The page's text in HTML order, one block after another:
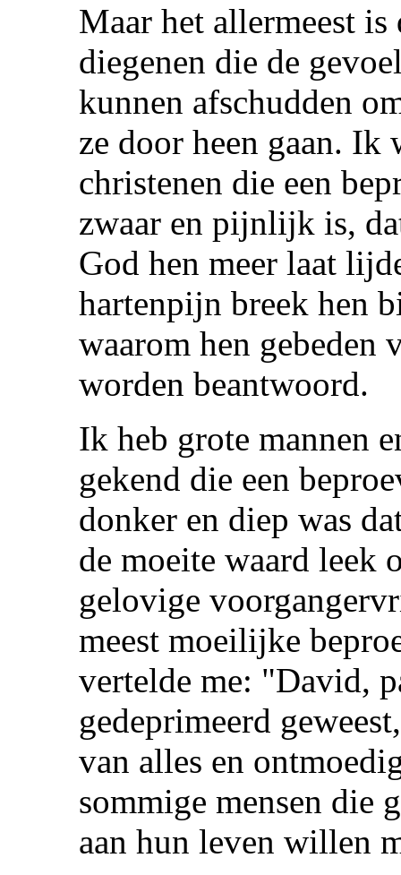
Maar het allermeest
diegenen die de
kunnen afschudden
ze door heen gaan. Ik
christenen die een
zwaar en pijnlijk is,
God hen meer laat
hartenpijn breek hen
waarom hen
worden beantwoord.
Ik heb grote mannen
gekend die een
donker en diep was
de moeite waard leek
gelovige
meest moeilijke
vertelde me: "David,
gedeprimeerd
van alles en
sommige mensen die
aan hun leven willen